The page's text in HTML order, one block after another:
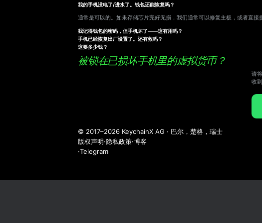
我的手机没电了/进水了。钱包还能恢复吗？
通常是可以的。如果存储芯片完好无损，我们通常可以修复主板，或者直
我记得钱包的密码，但手机坏了——这有用吗？
手机已经恢复出厂设置了。还有救吗？
这要多少钱？
被锁在已损坏手机里的虚拟货币？
请
收
© 2017–2026 KeychainX AG · 巴尔，楚格，瑞士
版权声明·隐私政策·博客
·Telegram